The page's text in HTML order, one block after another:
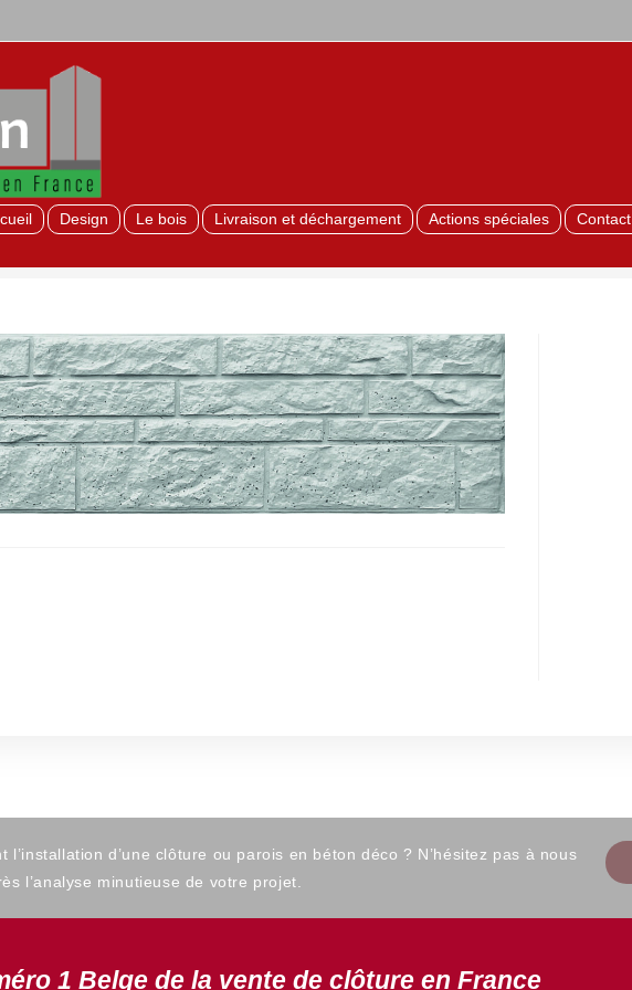
Design Le bois Livraison et déchargement Actions spéciales Contact
d’une clôture ou parois en béton déco ? N’hésitez pas à nous
l’analyse minutieuse de votre projet.
1 Belge de la vente de clôture en France